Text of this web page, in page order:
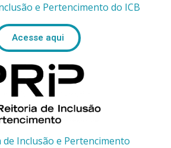
e Pertencimento do ICB
Acesse aqui
Inclusão e Pertencimento